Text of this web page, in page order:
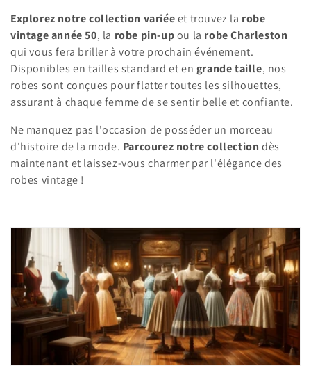
Explorez notre collection variéeet trouvez la robe
vintage année 50, la robe pin-upou la robe Charleston
qui vous fera briller à votre prochain événement.
Disponibles en tailles standard et en grande taille, nos
robes sont conçues pour flatter toutes les silhouettes,
assurant à chaque femme de se sentir belle et confiante.
Ne manquez pas l'occasion de posséder un morceau
d'histoire de la mode. Parcourez notre collection dès
maintenant et laissez-vous charmer par l'élégance des
robes vintage !